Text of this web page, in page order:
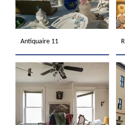
Antiquaire 11